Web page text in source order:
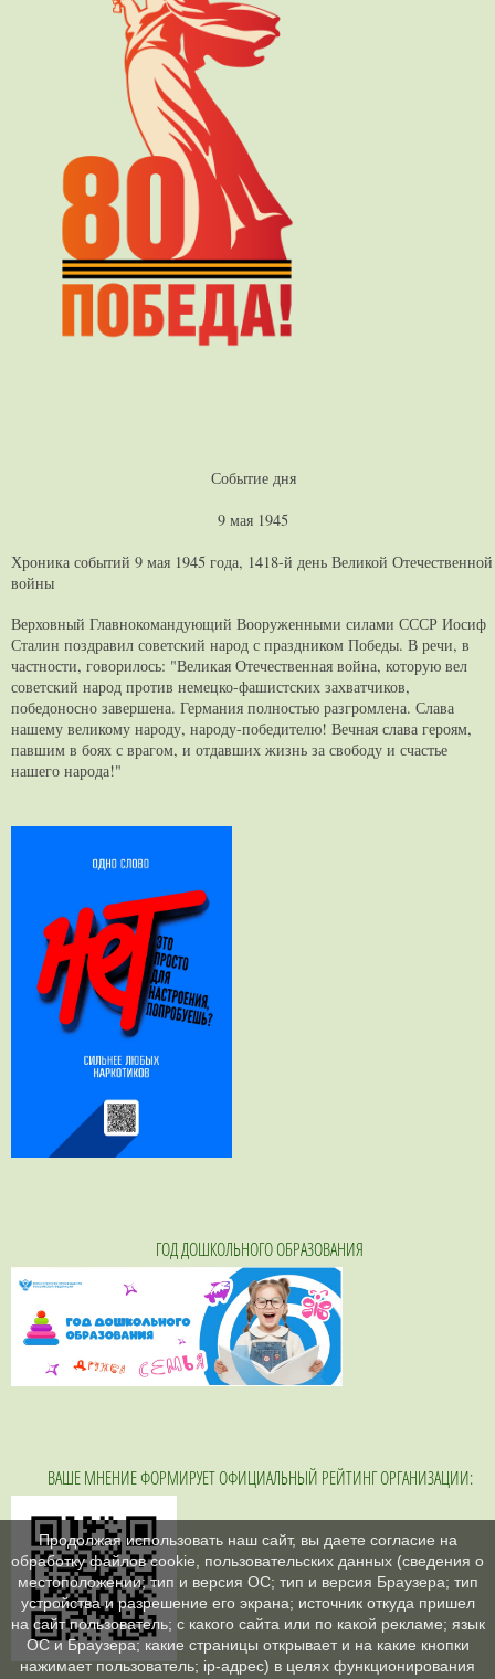
Событие дня
9 мая 1945
Хроника событий 9 мая 1945 года, 1418-й день Великой Отечественной
войны
Верховный Главнокомандующий Вооруженными силами СССР Иосиф
Сталин поздравил советский народ с праздником Победы. В речи, в
частности, говорилось: "Великая Отечественная война, которую вел
советский народ против немецко-фашистских захватчиков,
победоносно завершена. Германия полностью разгромлена. Слава
нашему великому народу, народу-победителю! Вечная слава героям,
павшим в боях с врагом, и отдавших жизнь за свободу и счастье
нашего народа!"
ГОД ДОШКОЛЬНОГО ОБРАЗОВАНИЯ
ВАШЕ МНЕНИЕ ФОРМИРУЕТ ОФИЦИАЛЬНЫЙ РЕЙТИНГ ОРГАНИЗАЦИИ:
Продолжая использовать наш сайт, вы даете согласие на
обработку файлов cookie, пользовательских данных (сведения о
местоположении; тип и версия ОС; тип и версия Браузера; тип
устройства и разрешение его экрана; источник откуда пришел
на сайт пользователь; с какого сайта или по какой рекламе; язык
ОС и Браузера; какие страницы открывает и на какие кнопки
нажимает пользователь; ip-адрес) в целях функционирования